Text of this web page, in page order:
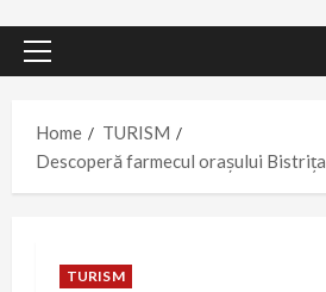
Primary
Home
TURISM
Descoperă farmecul orașului
TURISM